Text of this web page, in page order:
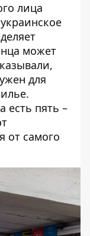
лица
может
для
есть пять –
от самого